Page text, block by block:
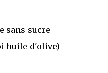
sans sucre
huile d'olive)